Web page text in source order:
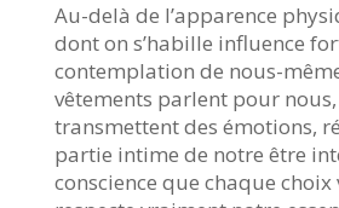
Au-delà de l’apparence
dont on s’habille influence
contemplation de nous-
vêtements parlent pour
transmettent des émotions,
partie intime de notre être
conscience que chaque